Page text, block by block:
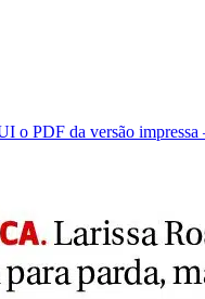
o PDF da versão impressa